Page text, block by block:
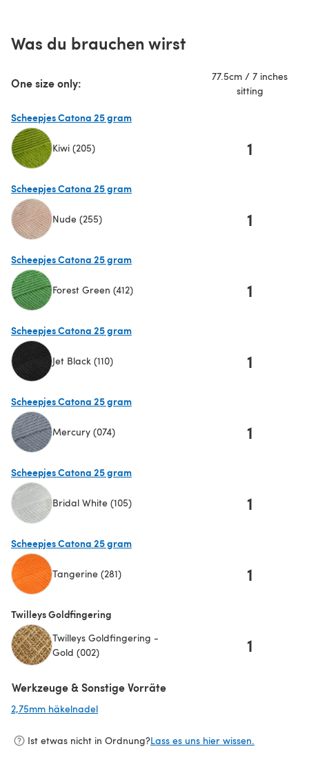
Was du brauchen wirst
One size only:
77.5cm / 7 inches
sitting
Scheepjes Catona 25 gram
Kiwi (205) 1
Scheepjes Catona 25 gram
Nude (255) 1
Scheepjes Catona 25 gram
Forest Green (412) 1
Scheepjes Catona 25 gram
Jet Black (110) 1
Scheepjes Catona 25 gram
Mercury (074) 1
Scheepjes Catona 25 gram
Bridal White (105) 1
Scheepjes Catona 25 gram
Tangerine (281) 1
Twilleys Goldfingering
Twilleys Goldfingering -
Gold (002)
1
Werkzeuge & Sonstige Vorräte
2,75mm häkelnadel
Ist etwas nicht in Ordnung?Lass es uns hier wissen.